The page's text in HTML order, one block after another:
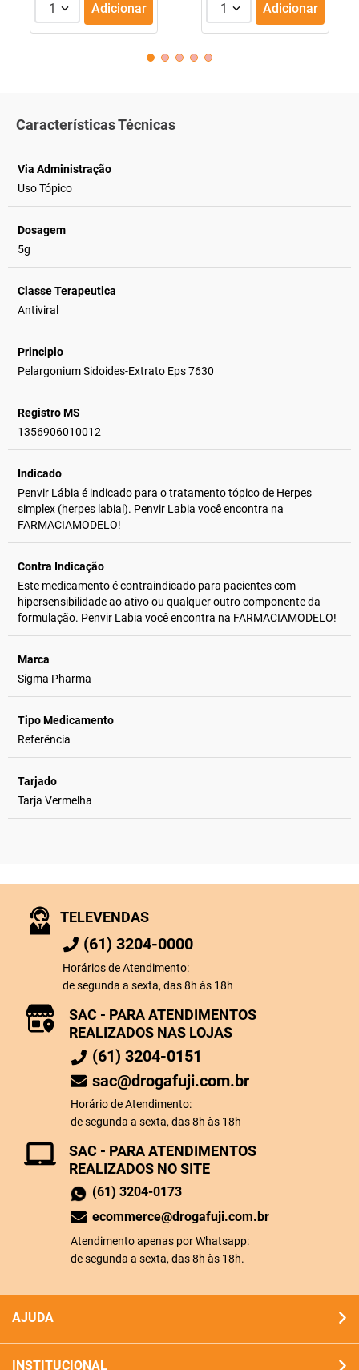
1 Adicionar 1 Adicionar
Características Técnicas
Via Administração
Uso Tópico
Dosagem
5g
Classe Terapeutica
Antiviral
Principio
Pelargonium Sidoides-Extrato Eps 7630
Registro MS
1356906010012
Indicado
Penvir Lábia é indicado para o tratamento tópico de Herpes
simplex (herpes labial). Penvir Labia você encontra na
FARMACIAMODELO!
Contra Indicação
Este medicamento é contraindicado para pacientes com
hipersensibilidade ao ativo ou qualquer outro componente da
formulação. Penvir Labia você encontra na FARMACIAMODELO!
Marca
Sigma Pharma
Tipo Medicamento
Referência
Tarjado
Tarja Vermelha
TELEVENDAS
(61) 3204-0000
Horários de Atendimento:
de segunda a sexta, das 8h às 18h
SAC - PARA ATENDIMENTOS
REALIZADOS NO SITE
(61) 3204-0173
ecommerce@drogafuji.com.br
Atendimento apenas por Whatsapp:
de segunda a sexta, das 8h às 18h.
SAC - PARA ATENDIMENTOS
REALIZADOS NAS LOJAS
(61) 3204-0151
sac@drogafuji.com.br
Horário de Atendimento:
de segunda a sexta, das 8h às 18h
AJUDA
INSTITUCIONAL